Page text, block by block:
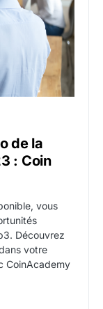
de la
: Coin
vous
Découvrez
votre
CoinAcademy